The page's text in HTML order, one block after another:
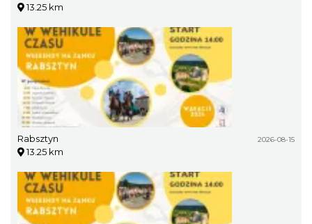
13.25 km
Rabsztyn 2026-08-15
13.25 km